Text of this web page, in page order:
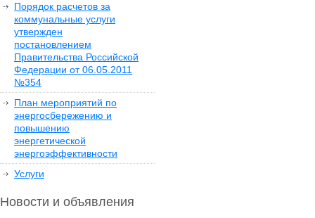
Порядок расчетов за
коммунальные услуги
утвержден
постановлением
Правительства Российской
Федерации от 06.05.2011
№354
План мероприятий по
энергосбережению и
повышению
энергетической
энергоэффективности
Услуги
Новости и объявления